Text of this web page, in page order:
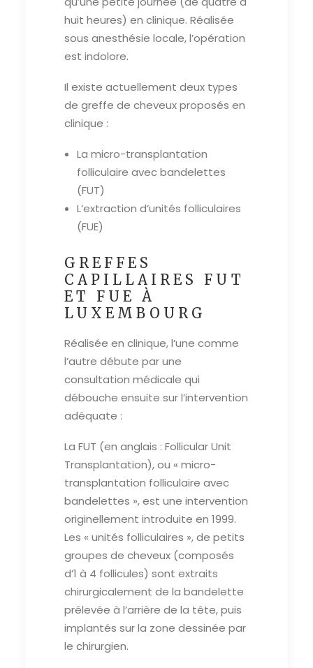
huit heures) en clinique. Réalisée
sous anesthésie locale, l’opération
est indolore.
Il existe actuellement deux types
de greffe de cheveux proposés en
clinique :
La micro-transplantation
folliculaire avec bandelettes
(FUT)
L’extraction d’unités folliculaires
(FUE)
GREFFES
CAPILLAIRES FUT
ET FUE À
LUXEMBOURG
Réalisée en clinique, l’une comme
l’autre débute par une
consultation médicale qui
débouche ensuite sur l’intervention
adéquate :
La FUT (en anglais : Follicular Unit
Transplantation), ou « micro-
transplantation folliculaire avec
bandelettes », est une intervention
originellement introduite en 1999.
Les « unités folliculaires », de petits
groupes de cheveux (composés
d’1 à 4 follicules) sont extraits
chirurgicalement de la bandelette
prélevée à l’arrière de la tête, puis
implantés sur la zone dessinée par
le chirurgien.